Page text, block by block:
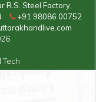
R.S. Steel Factory,
+91 98086 00752
Tech